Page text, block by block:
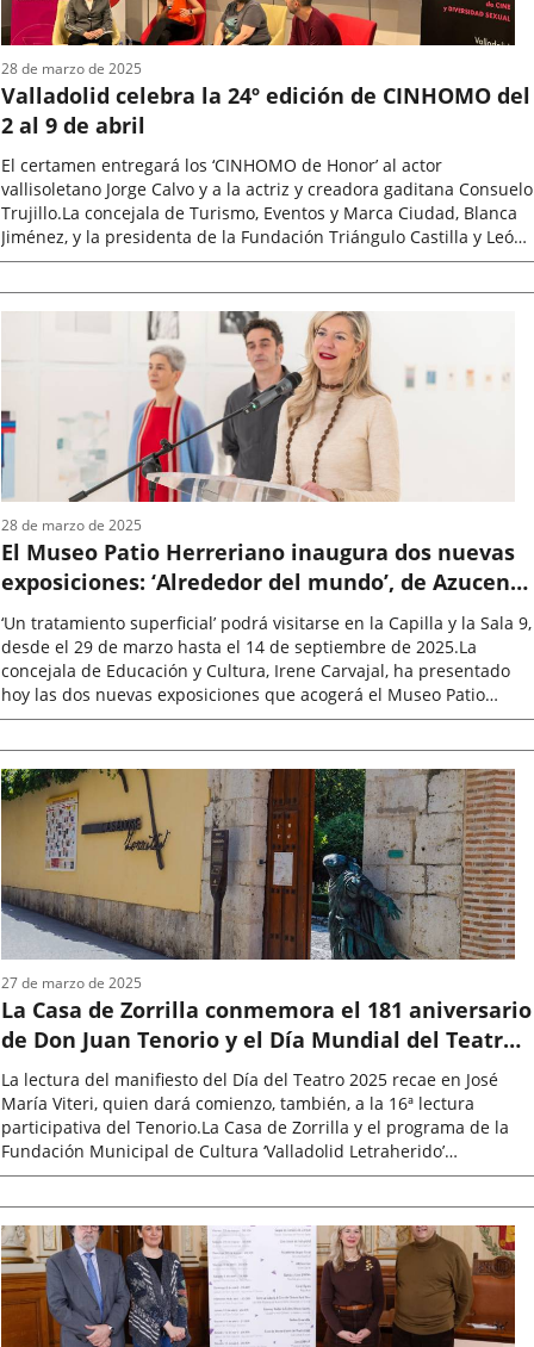
Valladolid celebra la 24º edición de CINHOMO del
2 al 9 de abril
El certamen entregará los ‘CINHOMO de Honor’ al actor
vallisoletano Jorge Calvo y a la actriz y creadora gaditana Consuelo
Trujillo.La concejala de Turismo, Eventos y Marca Ciudad, Blanca
Jiménez, y la presidenta de la Fundación Triángulo Castilla y León,
Yolanda...
de
la
28 de marzo de 2025
El Museo Patio Herreriano inaugura dos nuevas
exposiciones: ‘Alrededor del mundo’, de Azucena
Vieites, y ‘Un tratamiento superficial’, de Juan
López
‘Un tratamiento superficial’ podrá visitarse en la Capilla y la Sala 9,
desde el 29 de marzo hasta el 14 de septiembre de 2025.La
concejala de Educación y Cultura, Irene Carvajal, ha presentado
hoy las dos nuevas exposiciones que acogerá el Museo Patio
Herreriano,...
de
la
noticia
28 de marzo de 2025
La Casa de Zorrilla conmemora el 181 aniversario
de Don Juan Tenorio y el Día Mundial del Teatro
con un programa especial
La lectura del manifiesto del Día del Teatro 2025 recae en José
María Viteri, quien dará comienzo, también, a la 16ª lectura
participativa del Tenorio.La Casa de Zorrilla y el programa de la
Fundación Municipal de Cultura ‘Valladolid Letraherido’
organizan...
de
la
noticia
27 de marzo de 2025